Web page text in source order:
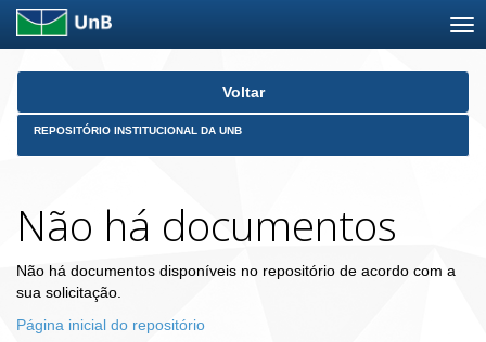
Skip
Voltar
REPOSITÓRIO INSTITUCIONAL DA UNB
Não há documentos
Não há documentos disponíveis no repositório de acordo com a
sua solicitação.
Página inicial do repositório